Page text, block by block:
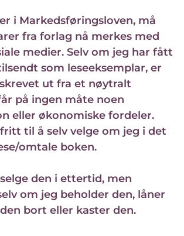
i Markedsføringsloven, må
fra forlag nå merkes med
medier. Selv om jeg har fått
som leseeksemplar, er
ut fra et nøytralt
på ingen måte noen
eller økonomiske fordeler.
til å selv velge om jeg i det
omtale boken.
den i ettertid, men
om jeg beholder den, låner
bort eller kaster den.